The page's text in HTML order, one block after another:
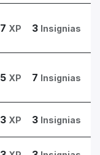
7 XP 3 Insignias
5 XP 7 Insignias
3 XP 3 Insignias